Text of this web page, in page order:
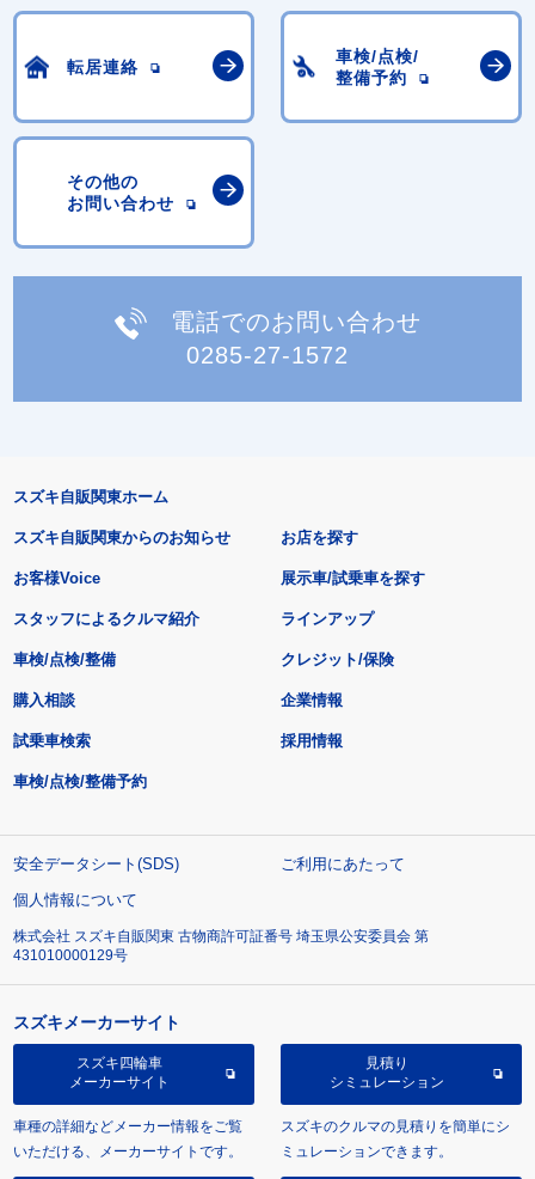
転居連絡
車検/点検/
整備予約
その他の
お問い合わせ
電話でのお問い合わせ
0285-27-1572
スズキ自販関東ホーム
スズキ自販関東からのお知らせ
お客様Voice
スタッフによるクルマ紹介
お店を探す
展示車/試乗車を探す
ラインアップ
車検/点検/整備 クレジット/保険
購入相談
試乗車検索
車検/点検/整備予約
企業情報
採用情報
安全データシート(SDS)
ご利用にあたって
個人情報について
株式会社 スズキ自販関東 古物商許可証番号 埼玉県公安委員会 第
431010000129号
スズキメーカーサイト
スズキ四輪車
メーカーサイト
車種の詳細などメーカー情報をご覧
いただける、メーカーサイトです。
見積り
シミュレーション
スズキのクルマの見積りを簡単にシ
ミュレーションできます。